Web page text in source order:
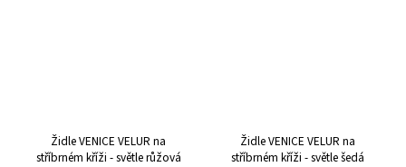
Židle VENICE VELUR na
stříbrném kříži - světle růžová
Židle VENICE VELUR na
stříbrném kříži - světle šedá